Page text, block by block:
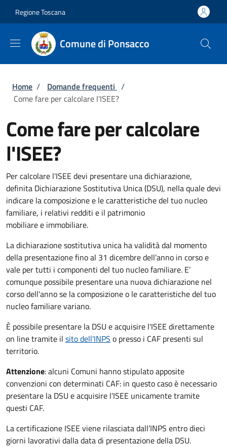
Regione Toscana
Comune di Ponsacco
Briciole di pane
Home / Domande frequenti /
Come fare per calcolare l'ISEE?
Come fare per calcolare
l'ISEE?
Per calcolare l'ISEE devi presentare una dichiarazione,
definita Dichiarazione Sostitutiva Unica (DSU), nella quale devi
indicare la composizione e le caratteristiche del tuo nucleo
familiare, i relativi redditi e il patrimonio
mobiliare e immobiliare.
La dichiarazione sostitutiva unica ha validità dal momento
della presentazione fino al 31 dicembre dell’anno in corso e
vale per tutti i componenti del tuo nucleo familiare. E’
comunque possibile presentare una nuova dichiarazione nel
corso dell'anno se la composizione o le caratteristiche del tuo
nucleo familiare variano.
È possibile presentare la DSU e acquisire l'ISEE direttamente
on line tramite il sito dell'INPS o presso i CAF presenti sul
territorio.
Attenzione: alcuni Comuni hanno stipulato apposite
convenzioni con determinati CAF: in questo caso è necessario
presentare la DSU e acquisire l'ISEE unicamente tramite
questi CAF.
La certificazione ISEE viene rilasciata dall’INPS entro dieci
giorni lavorativi dalla data di presentazione della DSU.